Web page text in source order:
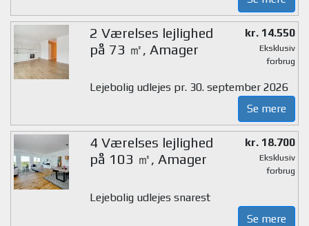
2 Værelses lejlighed
på 73 ㎡, Amager
kr. 14.550
Eksklusiv
forbrug
Lejebolig udlejes pr. 30. september 2026
Se mere
4 Værelses lejlighed
på 103 ㎡, Amager
kr. 18.700
Eksklusiv
forbrug
Lejebolig udlejes snarest
Se mere